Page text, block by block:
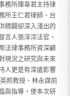
務所陳韋君主持律
所王仁君律師、台
精闢卻深入淺出的
言人張淳淙法官、
法律事務所資深顧
現況之研究與未來
人更是有深遠影響
照教授、林永謀前
與指導，使本次研